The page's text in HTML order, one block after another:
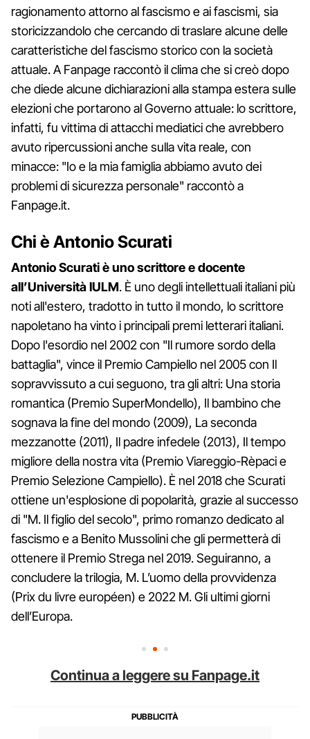
ragionamento attorno al fascismo e ai fascismi, sia
storicizzandolo che cercando di traslare alcune delle
caratteristiche del fascismo storico con la società
attuale. A Fanpage raccontò il clima che si creò dopo
che diede alcune dichiarazioni alla stampa estera sulle
elezioni che portarono al Governo attuale: lo scrittore,
infatti, fu vittima di attacchi mediatici che avrebbero
avuto ripercussioni anche sulla vita reale, con
minacce: "Io e la mia famiglia abbiamo avuto dei
problemi di sicurezza personale" raccontò a
Fanpage.it.
Chi è Antonio Scurati
Antonio Scurati è uno scrittore e docente
all’Università IULM. È uno degli intellettuali italiani più
noti all'estero, tradotto in tutto il mondo, lo scrittore
napoletano ha vinto i principali premi letterari italiani.
Dopo l'esordio nel 2002 con "Il rumore sordo della
battaglia", vince il Premio Campiello nel 2005 con Il
sopravvissuto a cui seguono, tra gli altri: Una storia
romantica (Premio SuperMondello), Il bambino che
sognava la fine del mondo (2009), La seconda
mezzanotte (2011), Il padre infedele (2013), Il tempo
migliore della nostra vita (Premio Viareggio-Rèpaci e
Premio Selezione Campiello). È nel 2018 che Scurati
ottiene un'esplosione di popolarità, grazie al successo
di "M. Il figlio del secolo", primo romanzo dedicato al
fascismo e a Benito Mussolini che gli permetterà di
ottenere il Premio Strega nel 2019. Seguiranno, a
concludere la trilogia, M. L’uomo della provvidenza
(Prix du livre européen) e 2022 M. Gli ultimi giorni
dell’Europa.
Continua a leggere su Fanpage.it